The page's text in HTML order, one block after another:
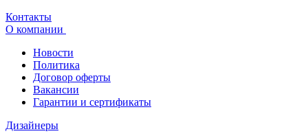
Контакты
О компании
Новости
Политика
Договор оферты
Вакансии
Гарантии и сертификаты
Дизайнеры